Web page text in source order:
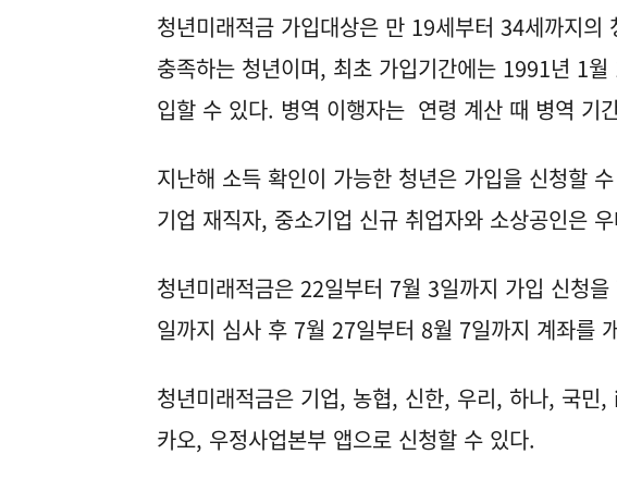
청년미래적금 가입대상은 만 19세부터 34세까지의
충족하는 청년이며, 최초 가입기간에는 1991년 1
입할 수 있다. 병역 이행자는 연령 계산 때 병역 기
지난해 소득 확인이 가능한 청년은 가입을 신청할
기업 재직자, 중소기업 신규 취업자와 소상공인은
청년미래적금은 22일부터 7월 3일까지 가입 신청
일까지 심사 후 7월 27일부터 8월 7일까지 계좌를
청년미래적금은 기업, 농협, 신한, 우리, 하나, 국
카오, 우정사업본부 앱으로 신청할 수 있다.